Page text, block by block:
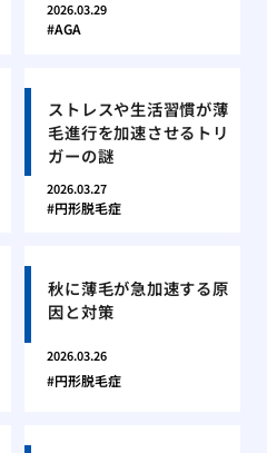
2026.03.29
AGA
ストレスや生活習慣が薄
毛進行を加速させるトリ
ガーの謎
2026.03.27
円形脱毛症
秋に薄毛が急加速する原
因と対策
2026.03.26
円形脱毛症